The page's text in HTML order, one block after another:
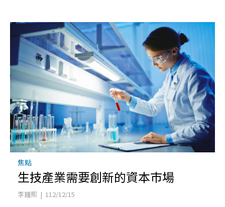
焦點
生技產業需要創新的資本巿場
李鍾熙 | 112/12/15